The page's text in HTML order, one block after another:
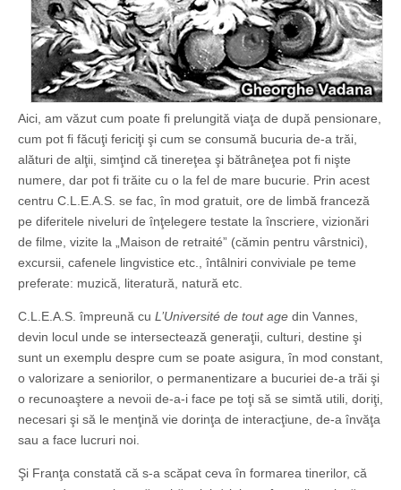
Aici, am văzut cum poate fi prelungită viaţa de după pensionare,
cum pot fi făcuţi fericiţi şi cum se consumă bucuria de-a trăi,
alături de alţii, simţind că tinereţea şi bătrâneţea pot fi nişte
numere, dar pot fi trăite cu o la fel de mare bucurie. Prin acest
centru C.L.E.A.S. se fac, în mod gratuit, ore de limbă franceză
pe diferitele niveluri de înţelegere testate la înscriere, vizionări
de filme, vizite la „Maison de retraité” (cămin pentru vârstnici),
excursii, cafenele lingvistice etc., întâlniri conviviale pe teme
preferate: muzică, literatură, natură etc.
C.L.E.A.S. împreună cu L’Université de tout age din Vannes,
devin locul unde se intersectează generaţii, culturi, destine şi
sunt un exemplu despre cum se poate asigura, în mod constant,
o valorizare a seniorilor, o permanentizare a bucuriei de-a trăi şi
o recunoaştere a nevoii de-a-i face pe toţi să se simtă utili, doriţi,
necesari şi să le menţină vie dorinţa de interacţiune, de-a învăţa
sau a face lucruri noi.
Şi Franţa constată că s-a scăpat ceva în formarea tinerilor, că